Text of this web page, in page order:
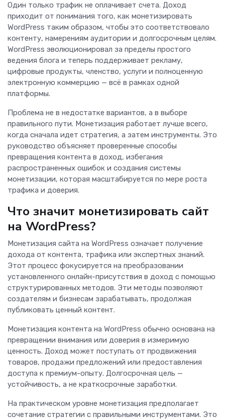
Один только трафик не оплачивает счета. Доход
приходит от понимания того, как монетизировать
WordPress таким образом, чтобы это соответствовало
контенту, намерениям аудитории и долгосрочным целям.
WordPress эволюционировал за пределы простого
ведения блога и теперь поддерживает рекламу,
цифровые продукты, членство, услуги и полноценную
электронную коммерцию — всё в рамках одной
платформы.
Проблема не в недостатке вариантов, а в выборе
правильного пути. Монетизация работает лучше всего,
когда сначала идет стратегия, а затем инструменты. Это
руководство объясняет проверенные способы
превращения контента в доход, избегания
распространенных ошибок и создания системы
монетизации, которая масштабируется по мере роста
трафика и доверия.
Что значит монетизировать сайт
на WordPress?
Монетизация сайта на WordPress означает получение
дохода от контента, трафика или экспертных знаний.
Этот процесс фокусируется на преобразовании
установленного онлайн-присутствия в доход с помощью
структурированных методов. Эти методы позволяют
создателям и бизнесам зарабатывать, продолжая
публиковать ценный контент.
Монетизация контента на WordPress обычно основана на
превращении внимания или доверия в измеримую
ценность. Доход может поступать от продвижения
товаров, продажи предложений или предоставления
доступа к премиум-опыту. Долгосрочная цель —
устойчивость, а не краткосрочные заработки.
На практическом уровне монетизация предполагает
сочетание стратегии с правильными инструментами. Это